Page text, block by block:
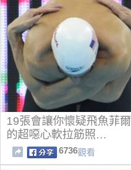
19張會讓你懷疑飛魚菲
的超噁心軟拉筋照…
6736觀看